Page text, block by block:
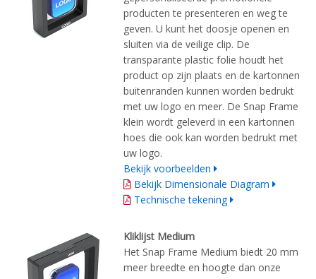
producten te presenteren en weg te
geven. U kunt het doosje openen en
sluiten via de veilige clip. De
transparante plastic folie houdt het
product op zijn plaats en de kartonnen
buitenranden kunnen worden bedrukt
met uw logo en meer. De Snap Frame
klein wordt geleverd in een kartonnen
hoes die ook kan worden bedrukt met
uw logo.
Bekijk voorbeelden
Bekijk Dimensionale Diagram
Technische tekening
Kliklijst Medium
Het Snap Frame Medium biedt 20 mm
meer breedte en hoogte dan onze